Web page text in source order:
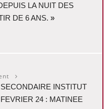
LA NUIT DES
DE 6 ANS. »
INSTITUT
24 : MATINEE